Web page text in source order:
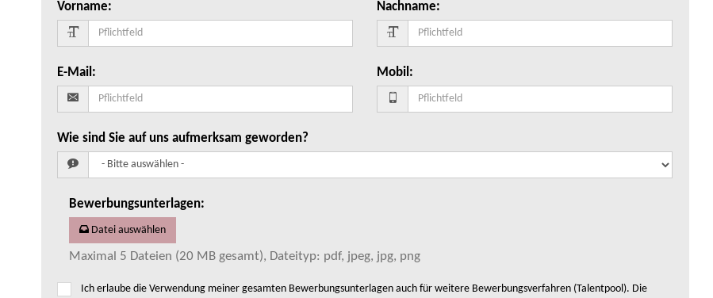
Vorname: Nachname:
E-Mail : Mobil :
Wie sind Sie auf uns aufmerksam geworden?
Bewerbungsunterlagen:
Datei auswählen
Maximal 5 Dateien (20 MB gesamt), Dateityp: pdf, jpeg, jpg, png
Ich erlaube die Verwendung meiner gesamten Bewerbungsunterlagen auch für weitere Bewerbungsverfahren (Talentpool). Die